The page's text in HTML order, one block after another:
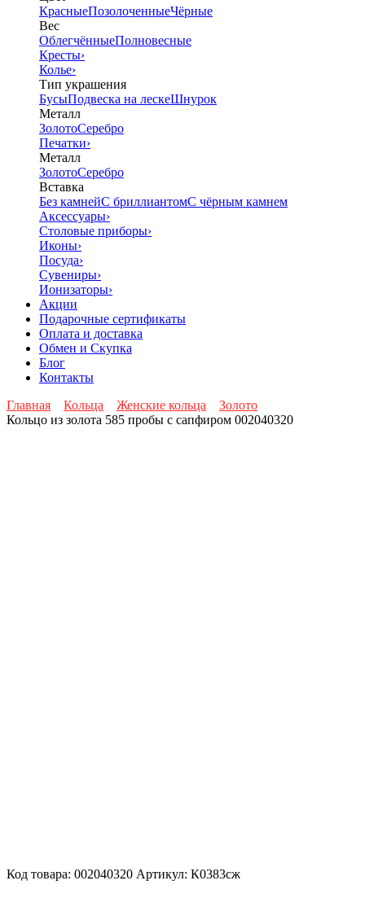
КрасныеПозолоченныеЧёрные
Вес
ОблегчённыеПолновесные
Кресты›
Колье›
Тип украшения
БусыПодвеска на лескеШнурок
Металл
ЗолотоСеребро
Печатки›
Металл
ЗолотоСеребро
Вставка
Без камнейС бриллиантомС чёрным камнем
Аксессуары›
Столовые приборы›
Иконы›
Посуда›
Сувениры›
Ионизаторы›
Акции
Подарочные сертификаты
Оплата и доставка
Обмен и Скупка
Блог
Контакты
Главная
Кольца Женские кольца
Золото
Кольцо из золота 585 пробы с сапфиром 002040320
Код товара: 002040320 Артикул: К0383сж